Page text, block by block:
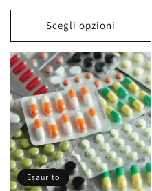
di
Scegli opzioni
Esaurito